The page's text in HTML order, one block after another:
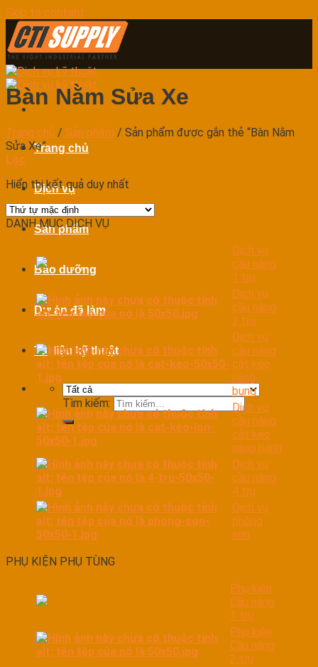
Skip to content
Trang chủ
Dịch vụ
Sản phẩm
Bảo dưỡng
Dự án đã làm
Tài liệu kỹ thuật
Tìm kiếm:
Bàn Nằm Sửa Xe
Trang chủ / Sản phẩm / Sản phẩm được gắn thẻ “Bàn Nằm
Sửa Xe”
Lọc
Hiển thị kết quả duy nhất
DANH MỤC DỊCH VỤ
Dịch vụ
cầu nâng
1 trụ
Dịch vụ
cầu nâng
2 trụ
Dịch vụ
cầu nâng
cắt kéo
nâng
bụng
Dịch vụ
cầu nâng
cắt kéo
nâng bánh
Dịch vụ
cầu nâng
4 trụ
Dịch vụ
phòng
sơn
PHỤ KIỆN PHỤ TÙNG
Phụ kiện
Cầu nâng
1 trụ
Phụ kiện
Cầu nâng
2 trụ